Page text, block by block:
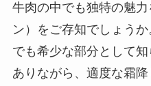
牛肉の中でも独特の魅
ン）をご存知でしょう
でも希少な部分として
ありながら、適度な霜